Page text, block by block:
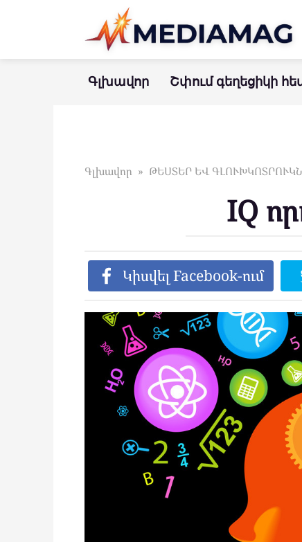
Գլխավոր Շփում գեղեցիկի
Գլխավոր » ԹԵՍՏԵՐ ԵՎ
IQ
Կիսվել Facebook-ում